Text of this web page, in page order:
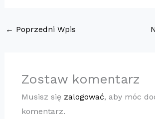
← Poprzedni Wpis
Zostaw komentarz
Musisz się zalogować, aby móc
komentarz.